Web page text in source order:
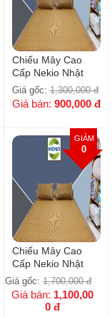
Chiếu Mây Cao
Cấp Nekio Nhật
Bản 150x200cm
Giá gốc:1,300,000 đ
Giá bán: 900,000 đ
GIẢM
0
Chiếu Mây Cao
Cấp Nekio Nhật
Bản 200x220cm
Giá gốc:1,700,000 đ
Giá bán: 1,100,00
0 đ